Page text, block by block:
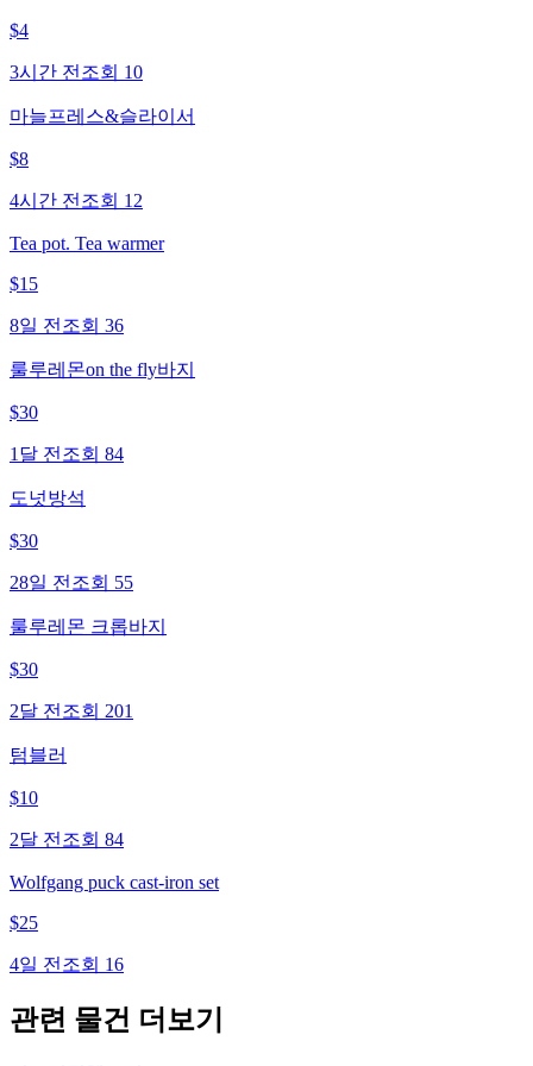
$4
3시간 전 조회 10
마늘프레스&슬라이서
$8
4시간 전 조회 12
Tea pot. Tea warmer
$15
8일 전 조회 36
룰루레몬on the fly바지
$30
1달 전 조회 84
도넛방석
$30
28일 전 조회 55
룰루레몬 크롭바지
$30
2달 전 조회 201
텀블러
$10
2달 전 조회 84
Wolfgang puck cast-iron set
$25
4일 전 조회 16
관련 물건 더보기